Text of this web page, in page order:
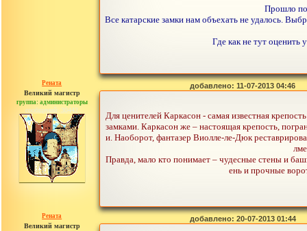
Прошло
Все катарские замки нам объехать не удалось.
Где как не тут оценить
Рената
Великий магистр
группа: администраторы
сообщений: 30442
добавлено: 11-07-2013 04:46
Для ценителей Каркасон - самая известная
замками. Каркасон же – настоящая крепость,
и. Наоборот, фантазер Виолле-ле-Дюк
Правда, мало кто понимает – чудесные стены и
ень и прочные
Рената
Великий магистр
добавлено: 20-07-2013 01:44